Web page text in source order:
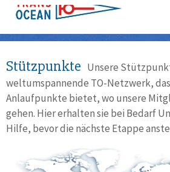
Stützpunkte Unsere
weltumspannende TO-Netzwerk,
Anlaufpunkte bietet, wo unsere
gehen. Hier erhalten sie bei Bedarf
Hilfe, bevor die nächste Etappe